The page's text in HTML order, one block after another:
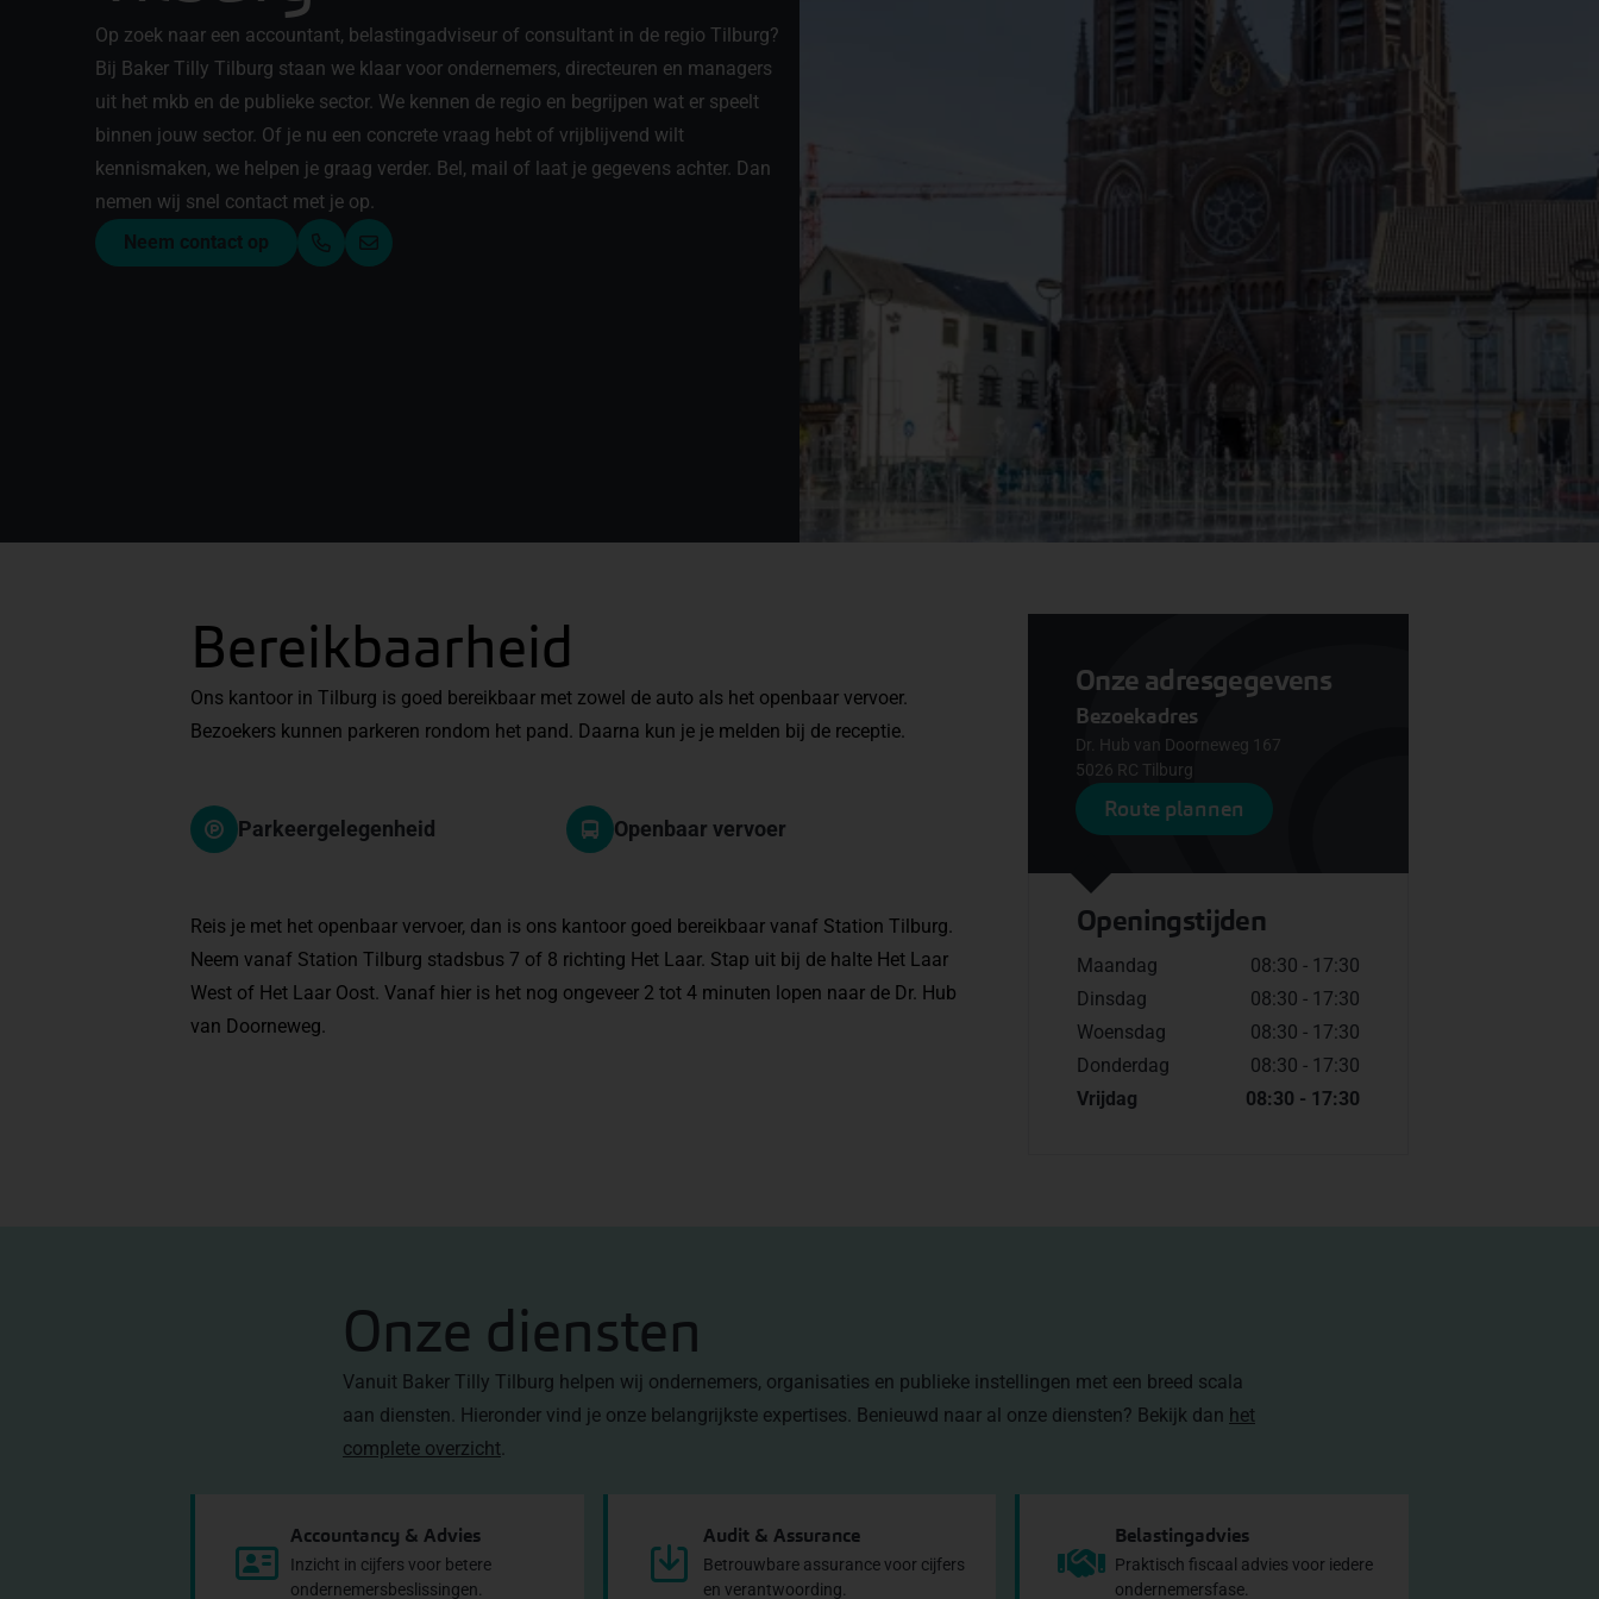
Op zoek naar een accountant, belastingadviseur of consultant in de regio Tilburg?
Bij Baker Tilly Tilburg staan we klaar voor ondernemers, directeuren en managers
uit het mkb en de publieke sector. We kennen de regio en begrijpen wat er speelt
binnen jouw sector. Of je nu een concrete vraag hebt of vrijblijvend wilt
kennismaken, we helpen je graag verder. Bel, mail of laat je gegevens achter. Dan
nemen wij snel contact met je op.
Neem contact op
Bereikbaarheid
Ons kantoor in Tilburg is goed bereikbaar met zowel de auto als het openbaar vervoer.
Bezoekers kunnen parkeren rondom het pand. Daarna kun je je melden bij de receptie.
Parkeergelegenheid Openbaar vervoer
Reis je met het openbaar vervoer, dan is ons kantoor goed bereikbaar vanaf Station Tilburg.
Neem vanaf Station Tilburg stadsbus 7 of 8 richting Het Laar. Stap uit bij de halte Het Laar
West of Het Laar Oost. Vanaf hier is het nog ongeveer 2 tot 4 minuten lopen naar de Dr. Hub
van Doorneweg.
Onze adresgegevens
Bezoekadres
Dr. Hub van Doorneweg 167
5026 RC Tilburg
Route plannen
Openingstijden
Maandag
Dinsdag
Woensdag
Donderdag
Vrijdag
08:30 - 17:30
08:30 - 17:30
08:30 - 17:30
08:30 - 17:30
08:30 - 17:30
Onze diensten
Vanuit Baker Tilly Tilburg helpen wij ondernemers, organisaties en publieke instellingen met een breed scala
aan diensten. Hieronder vind je onze belangrijkste expertises. Benieuwd naar al onze diensten? Bekijk dan het
complete overzicht.
Accountancy & Advies
Inzicht in cijfers voor betere
ondernemersbeslissingen.
Audit & Assurance
Betrouwbare assurance voor cijfers
en verantwoording.
Belastingadvies
Praktisch fiscaal advies voor iedere
ondernemersfase.